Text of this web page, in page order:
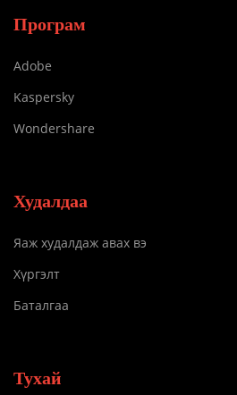
Програм
Adobe
Kaspersky
Wondershare
Худалдаа
Яаж худалдаж авах вэ
Хүргэлт
Баталгаа
Тухай